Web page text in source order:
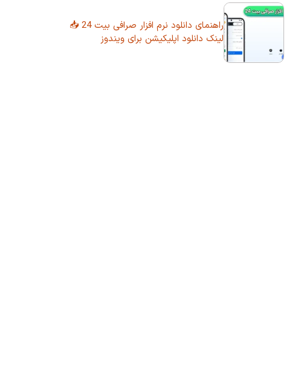
راهنمای دانلود نرم افزار صرافی بیت 24 📥
لینک دانلود اپلیکیشن برای ویندوز